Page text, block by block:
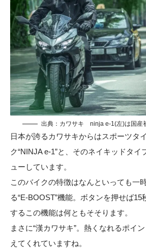
出典： カワサキ ninja e-1(左)は国産
日本が誇るカワサキからはスポーツタ
ク“NINJA e-1”と、そのネイキッドタイ
ューしています。
このバイクの特徴はなんといっても一
る“E-BOOST”機能。ボタンを押せば
するこの機能は何ともそそります。
まさに“漢カワサキ”。熱くなれるポイ
えてくれていますね。